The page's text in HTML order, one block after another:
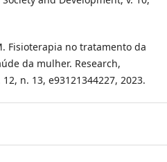
Fisioterapia no tratamento da
da mulher. Research,
n. 13, e93121344227, 2023.